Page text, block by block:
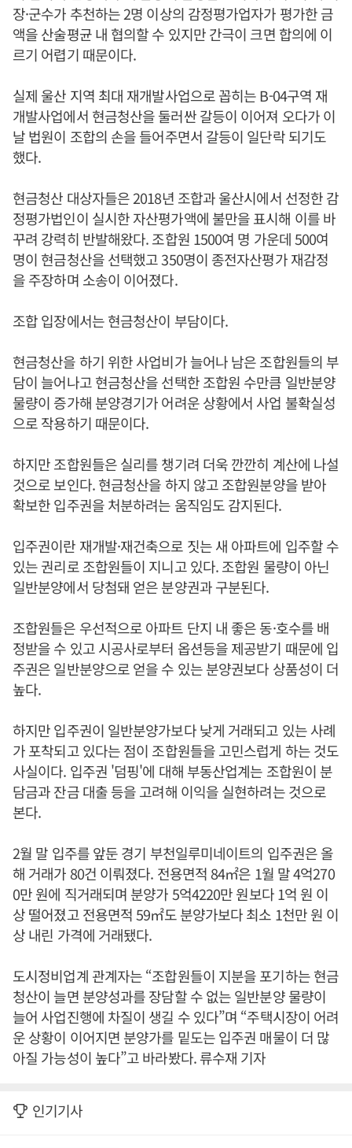
장·군수가 추천하는 2명 이상의 감정평가업자가 평가한 금
액을 산술평균 내 협의할 수 있지만 간극이 크면 합의에 이
르기 어렵기 때문이다.
실제 울산 지역 최대 재개발사업으로 꼽히는 B-04구역 재
개발사업에서 현금청산을 둘러싼 갈등이 이어져 오다가 이
날 법원이 조합의 손을 들어주면서 갈등이 일단락 되기도
했다.
현금청산 대상자들은 2018년 조합과 울산시에서 선정한 감
정평가법인이 실시한 자산평가액에 불만을 표시해 이를 바
꾸려 강력히 반발해왔다. 조합원 1500여 명 가운데 500여
명이 현금청산을 선택했고 350명이 종전자산평가 재감정
을 주장하며 소송이 이어졌다.
조합 입장에서는 현금청산이 부담이다.
현금청산을 하기 위한 사업비가 늘어나 남은 조합원들의 부
담이 늘어나고 현금청산을 선택한 조합원 수만큼 일반분양
물량이 증가해 분양경기가 어려운 상황에서 사업 불확실성
으로 작용하기 때문이다.
하지만 조합원들은 실리를 챙기려 더욱 깐깐히 계산에 나설
것으로 보인다. 현금청산을 하지 않고 조합원분양을 받아
확보한 입주권을 처분하려는 움직임도 감지된다.
입주권이란 재개발·재건축으로 짓는 새 아파트에 입주할 수
있는 권리로 조합원들이 지니고 있다. 조합원 물량이 아닌
일반분양에서 당첨돼 얻은 분양권과 구분된다.
조합원들은 우선적으로 아파트 단지 내 좋은 동·호수를 배
정받을 수 있고 시공사로부터 옵션등을 제공받기 때문에 입
주권은 일반분양으로 얻을 수 있는 분양권보다 상품성이 더
높다.
하지만 입주권이 일반분양가보다 낮게 거래되고 있는 사례
가 포착되고 있다는 점이 조합원들을 고민스럽게 하는 것도
사실이다. 입주권 '덤핑'에 대해 부동산업계는 조합원이 분
담금과 잔금 대출 등을 고려해 이익을 실현하려는 것으로
본다.
2월 말 입주를 앞둔 경기 부천일루미네이트의 입주권은 올
해 거래가 80건 이뤄졌다. 전용면적 84㎡은 1월 말 4억270
0만 원에 직거래되며 분양가 5억4220만 원보다 1억 원 이
상 떨어졌고 전용면적 59㎡도 분양가보다 최소 1천만 원 이
상 내린 가격에 거래됐다.
도시정비업계 관계자는 “조합원들이 지분을 포기하는 현금
청산이 늘면 분양성과를 장담할 수 없는 일반분양 물량이
늘어 사업진행에 차질이 생길 수 있다”며 “주택시장이 어려
운 상황이 이어지면 분양가를 밑도는 입주권 매물이 더 많
아질 가능성이 높다”고 바라봤다. 류수재 기자
인기기사